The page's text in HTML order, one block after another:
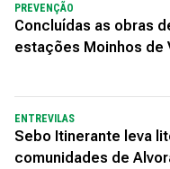
PREVENÇÃO
Concluídas as obras
estações Moinhos de
ENTREVILAS
Sebo Itinerante leva
comunidades de